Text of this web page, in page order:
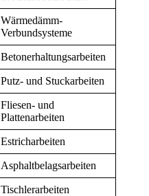
Wärmedämm-
Verbundsysteme
Betonerhaltungsarbeiten
Putz- und Stuckarbeiten
Fliesen- und
Plattenarbeiten
Estricharbeiten
Asphaltbelagsarbeiten
Tischlerarbeiten